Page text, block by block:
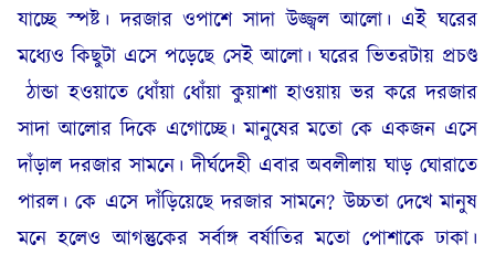
যাচ্ছে স্পষ্ট। দরজার ওপাশে সাদা উজ্জ্বল আলো। এই ঘরের
মধ্যেও কিছুটা এসে পড়েছে সেই আলো। ঘরের ভিতরটায় প্রচণ্ড
ঠান্ডা হওয়াতে ধোঁয়া ধোঁয়া কুয়াশা হাওয়ায় ভর করে দরজার
সাদা আলোর দিকে এগোচ্ছে। মানুষের মতো কে একজন এসে
দাঁড়াল দরজার সামনে। দীর্ঘদেহী এবার অবলীলায় ঘাড় ঘোরাতে
পারল। কে এসে দাঁড়িয়েছে দরজার সামনে? উচ্চতা দেখে মানুষ
মনে হলেও আগন্তুকের সর্বাঙ্গ বর্ষাতির মতো পোশাকে ঢাকা।